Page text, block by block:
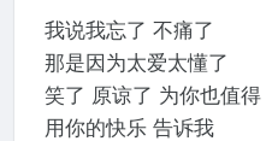
我说我忘了 不痛了
那是因为太爱太懂了
笑了 原谅了 为你也值得
用你的快乐 告诉我